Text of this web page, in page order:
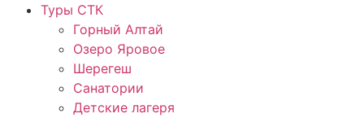
Туры СТК
Горный Алтай
Озеро Яровое
Шерегеш
Санатории
Детские лагеря